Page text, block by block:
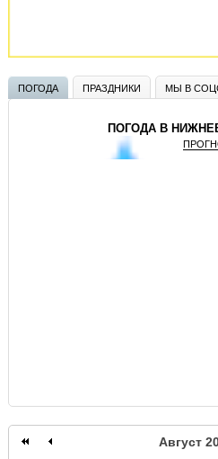
ПОГОДА ПРАЗДНИКИ МЫ В
ПОГОДА В
Август